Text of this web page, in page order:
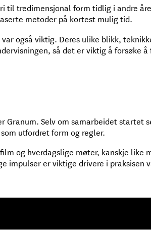
til tredimensjonal form tidlig i andre
metoder på kortest mulig tid.
også viktig. Deres ulike blikk,
så det er viktig å forsøke
Granum. Selv om samarbeidet startet
utfordret form og regler.
og hverdagslige møter, kanskje like
impulser er viktige drivere i praksisen